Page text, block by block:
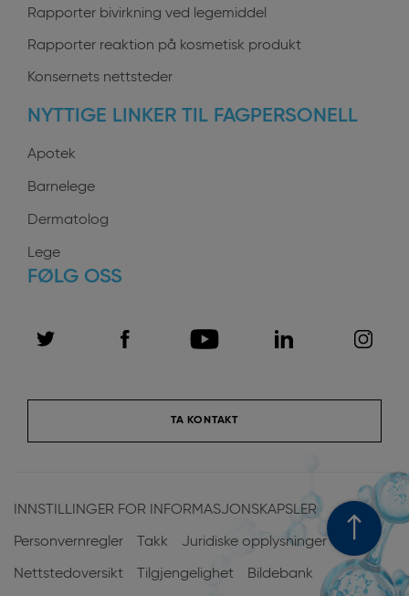
Rapporter bivirkning ved legemiddel
Rapporter reaktion på kosmetisk produkt
Konsernets nettsteder
NYTTIGE LINKER TIL FAGPERSONELL
Apotek
Barnelege
Dermatolog
Lege
FØLG OSS
TA KONTAKT
Pied
de
INNSTILLINGER FOR INFORMASJONSKAPSLER
Personvernregler Takk Juridiske opplysninger
Nettstedoversikt Tilgjengelighet Bildebank